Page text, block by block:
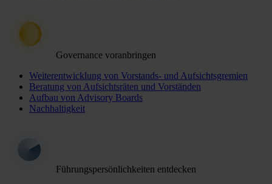
Governance voranbringen
Weiterentwicklung von Vorstands- und Aufsichtsgremien
Beratung von Aufsichtsräten und Vorständen
Aufbau von Advisory Boards
Nachhaltigkeit
Führungspersönlichkeiten entdecken